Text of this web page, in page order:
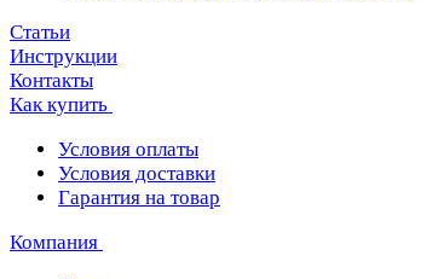
Статьи
Инструкции
Контакты
Как купить
Условия оплаты
Условия доставки
Гарантия на товар
Компания